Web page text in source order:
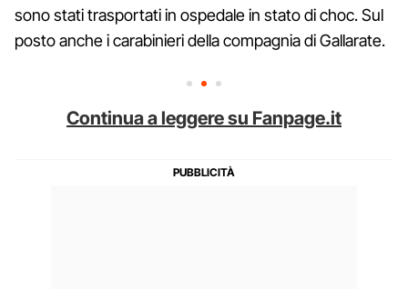
sono stati trasportati in ospedale in stato di choc. Sul
posto anche i carabinieri della compagnia di Gallarate.
Continua a leggere su Fanpage.it